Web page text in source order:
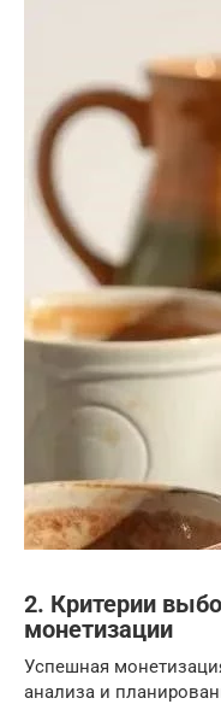
2. Критерии
монетизации
Успешная
анализа и